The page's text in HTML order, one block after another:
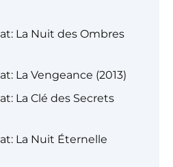
La Nuit des Ombres
La Vengeance (2013)
La Clé des Secrets
La Nuit Éternelle